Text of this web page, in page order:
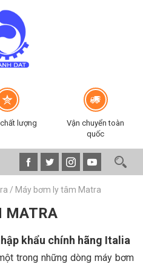
lượng
Vận chuyển toàn
quốc
/ Máy bơm ly tâm Matra
MATRA
khẩu chính hãng Italia
trong những dòng máy bơm